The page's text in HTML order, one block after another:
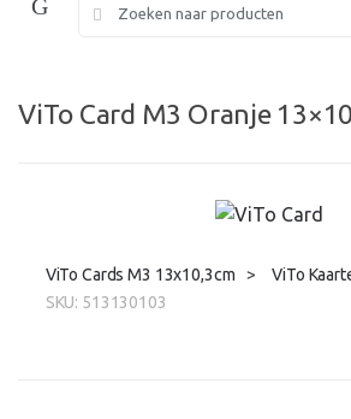
for:
ViTo Card M3 Oranje
ViTo Cards M3 13x10,3cm > ViTo
SKU: 513130103